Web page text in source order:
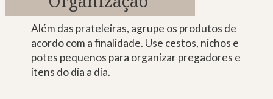
Além das prateleiras, agrupe os produtos de
acordo com a finalidade. Use cestos, nichos e
potes pequenos para organizar pregadores e
itens do dia a dia.